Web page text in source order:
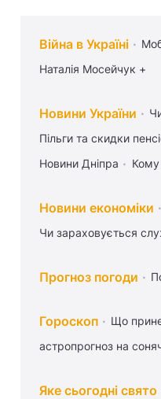
Війна в Україні
Наталія Мосейчук +
Новини України
Пільги та скидки
Новини Дніпра
Кому
Новини економіки
Чи зараховується
Прогноз погоди
Гороскоп Що
астропрогноз на
Яке сьогодні свято